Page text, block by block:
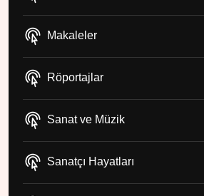
Makaleler
Röportajlar
Sanat ve Müzik
Sanatçı Hayatları